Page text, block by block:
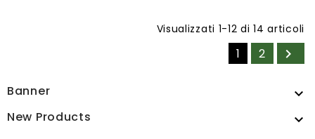
Visualizzati 1-12 di 14 articoli
1 2 
Banner 
New Products 